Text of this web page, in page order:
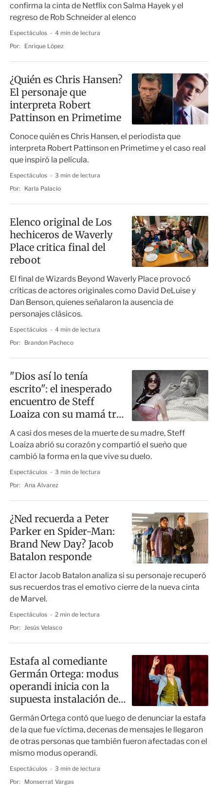
confirma la cinta de Netflix con Salma Hayek y el
regreso de Rob Schneider al elenco
Espectáculos
4 min de lectura
Por:
Enrique López
¿Quién es Chris Hansen?
El personaje que
interpreta Robert
Pattinson en Primetime
Conoce quién es Chris Hansen, el periodista que
interpreta Robert Pattinson en Primetime y el caso real
que inspiró la película.
Espectáculos
3 min de lectura
Por:
Karla Palacio
Elenco original de Los
hechiceros de Waverly
Place critica final del
reboot
El final de Wizards Beyond Waverly Place provocó
críticas de actores originales como David DeLuise y
Dan Benson, quienes señalaron la ausencia de
personajes clásicos.
Espectáculos
4 min de lectura
Por:
Brandon Pacheco
"Dios así lo tenía
escrito": el inesperado
encuentro de Steff
Loaiza con su mamá tras
A casi dos meses de la muerte de su madre, Steff
Loaiza abrió su corazón y compartió el sueño que
cambió la forma en la que vive su duelo.
Espectáculos
3 min de lectura
Por:
Ana Alvarez
¿Ned recuerda a Peter
Parker en Spider-Man:
Brand New Day? Jacob
Batalon responde
El actor Jacob Batalon analiza si su personaje recuperó
sus recuerdos tras el emotivo cierre de la nueva cinta
de Marvel.
Espectáculos
2 min de lectura
Por:
Jesús Velasco
Estafa al comediante
Germán Ortega: modus
operandi inicia con la
supuesta instalación de
Germán Ortega contó que luego de denunciar la estafa
de la que fue víctima, decenas de mensajes le llegaron
de otras personas que también fueron afectadas con el
mismo modus operandi.
Espectáculos
3 min de lectura
Por:
Monserrat Vargas